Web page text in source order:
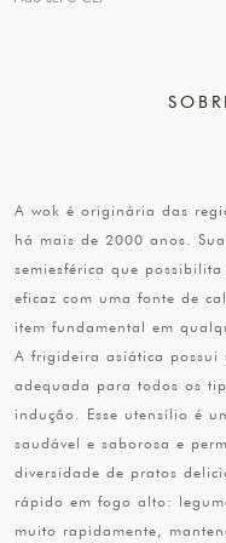
A wok é originária das
há mais de 2000 anos.
semiesférica que
eficaz com uma fonte de
item fundamental em
A frigideira asiática
adequada para todos os
indução. Esse utensílio é
saudável e saborosa e
diversidade de pratos
rápido em fogo alto:
muito rapidamente,